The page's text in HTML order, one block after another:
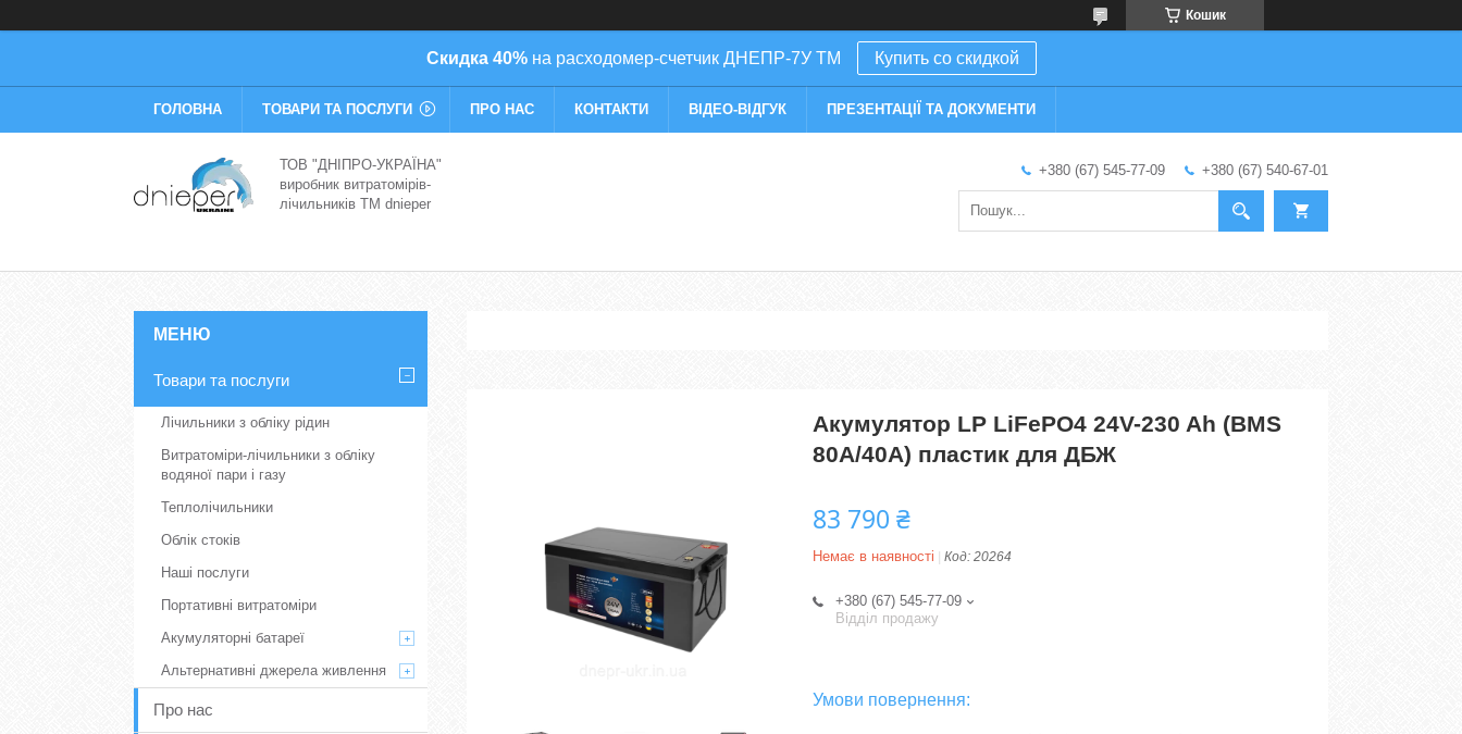
Кошик
Скидка 40%на расходомер-счетчик ДНЕПР-7У ТМ Купить со скидкой
ГОЛОВНА ТОВАРИ ТА ПОСЛУГИ ПРО НАС КОНТАКТИ ВІДЕО-ВІДГУК ПРЕЗЕНТАЦІЇ ТА ДОКУМЕНТИ
ТОВ "ДНІПРО-УКРАЇНА"
виробник витратомірів-
лічильників TM dnieper
+380 (67) 545-77-09 +380 (67) 540-67-01
Акумулятор LP LiFePO4 24V-230 Ah (BMS
80A/40A) пластик для ДБЖ
83 790 ₴
Немає в наявності Код: 20264
+380 (67) 545-77-09
Відділ продажу
Товари та послуги
Лічильники з обліку рідин
Витратоміри-лічильники з обліку
водяної пари і газу
Теплолічильники
Облік стоків
Наші послуги
Портативні витратоміри
Акумуляторні батареї
Альтернативні джерела живлення
Про нас